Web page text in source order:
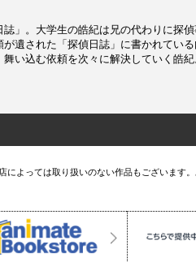
」。大学生の皓紀は兄の代わりに探
遺された「探偵日誌」に書かれてい
い込む依頼を次々に解決していく皓
よっては取り扱いのない作品もございます